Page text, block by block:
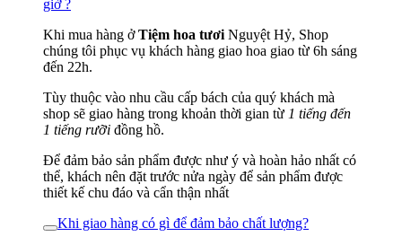
giờ ?
Khi mua hàng ởTiệm hoa tươi Nguyệt Hỷ, Shop
chúng tôi phục vụ khách hàng giao hoa giao từ 6h sáng
đến 22h.
Tùy thuộc vào nhu cầu cấp bách của quý khách mà
shop sẽ giao hàng trong khoản thời gian từ 1 tiếng đến
1 tiếng rưỡi đồng hồ.
Để đảm bảo sản phẩm được như ý và hoàn hảo nhất có
thể, khách nên đặt trước nửa ngày để sản phẩm được
thiết kế chu đáo và cẩn thận nhất
Khi giao hàng có gì để đảm bảo chất lượng?